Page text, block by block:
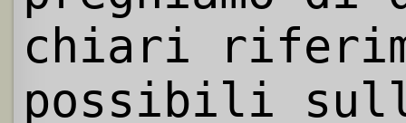
chiari
possibili